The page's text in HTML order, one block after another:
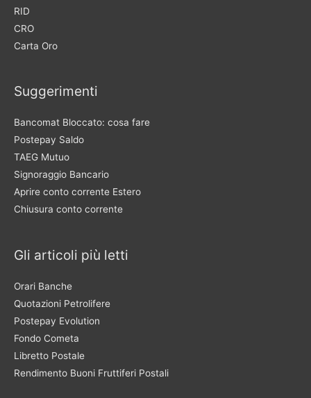
RID
CRO
Carta Oro
Suggerimenti
Bancomat Bloccato: cosa fare
Postepay Saldo
TAEG Mutuo
Signoraggio Bancario
Aprire conto corrente Estero
Chiusura conto corrente
Gli articoli più letti
Orari Banche
Quotazioni Petrolifere
Postepay Evolution
Fondo Cometa
Libretto Postale
Rendimento Buoni Fruttiferi Postali